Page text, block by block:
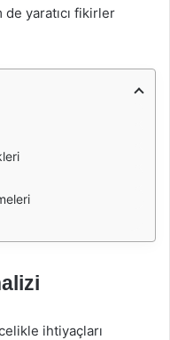
yaratıcı fikirler
ihtiyaçları